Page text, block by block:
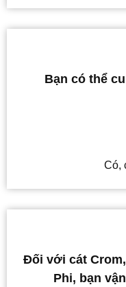
Bạn có thể
Có,
Đối với cát
Phi, bạn